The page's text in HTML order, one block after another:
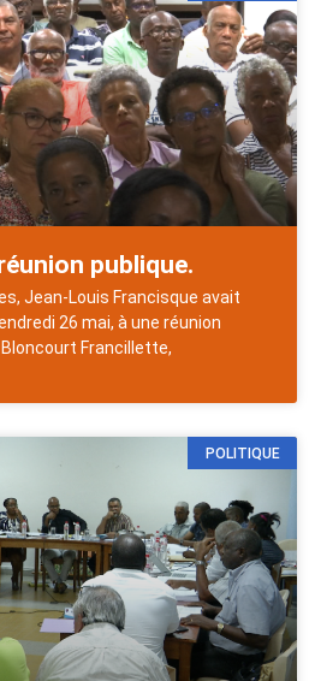
publique.
Jean-Louis Francisque avait
26 mai, à une réunion
Francillette,
POLITIQUE